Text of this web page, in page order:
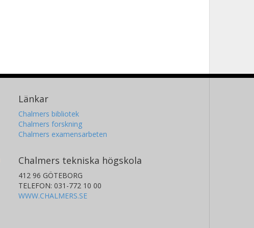
Länkar
Chalmers bibliotek
Chalmers forskning
Chalmers examensarbeten
Chalmers tekniska högskola
412 96 GÖTEBORG
TELEFON: 031-772 10 00
WWW.CHALMERS.SE